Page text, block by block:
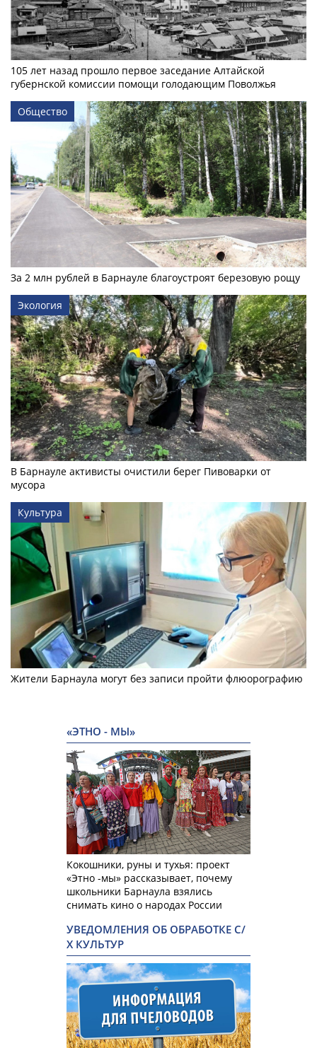
105 лет назад прошло первое заседание Алтайской
губернской комиссии помощи голодающим Поволжья
Общество
За 2 млн рублей в Барнауле благоустроят березовую рощу
Экология
В Барнауле активисты очистили берег Пивоварки от
мусора
Культура
Жители Барнаула могут без записи пройти флюорографию
«ЭТНО - МЫ»
Кокошники, руны и тухья: проект
«Этно -мы» рассказывает, почему
школьники Барнаула взялись
снимать кино о народах России
УВЕДОМЛЕНИЯ ОБ ОБРАБОТКЕ С/
Х КУЛЬТУР